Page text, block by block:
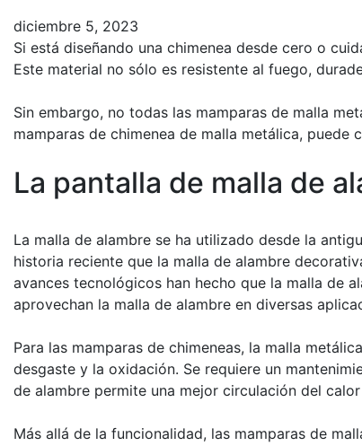
diciembre 5, 2023
Si está diseñando una chimenea desde cero o
Este material no sólo es resistente al fuego,
Sin embargo, no todas las mamparas de malla
mamparas de chimenea de malla metálica, puede
La pantalla de malla de
La malla de alambre se ha utilizado desde la
historia reciente que la malla de alambre
avances tecnológicos han hecho que la malla de
aprovechan la malla de alambre en diversas
Para las mamparas de chimeneas, la malla
desgaste y la oxidación. Se requiere un
de alambre permite una mejor circulación del
Más allá de la funcionalidad, las mamparas de